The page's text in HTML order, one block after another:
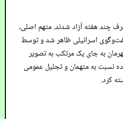
چند هفته آزاد شدند. متهم اصلی،
اسرائیلی ظاهر شد و توسط
به جای یک مرتکب به تصویر
نسبت به متهمان و تجلیل عمومی
کرد.